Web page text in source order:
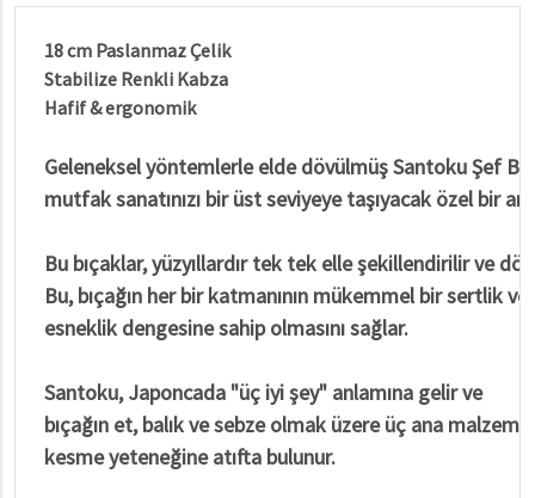
18 cm Paslanmaz Çelik
Stabilize Renkli Kabza
Hafif & ergonomik
Geleneksel yöntemlerle elde dövülmüş Santoku Şef
mutfak sanatınızı bir üst seviyeye taşıyacak özel bir
Bu bıçaklar, yüzyıllardır tek tek elle şekillendirilir ve
Bu, bıçağın her bir katmanının mükemmel bir sertlik ve
esneklik dengesine sahip olmasını sağlar.
Santoku, Japoncada "üç iyi şey" anlamına gelir ve
bıçağın et, balık ve sebze olmak üzere üç ana
kesme yeteneğine atıfta bulunur.